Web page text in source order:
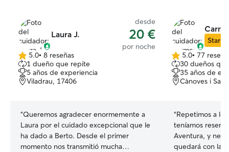
Laura J.
desde
20 €
por noche
5.0
de
5
estrellas
5.0• 8 reseñas
1 dueño que repite
5 años de experiencia
Viladrau, 17406
“Queremos agradecer enormemente a
Laura por el cuidado excepcional que le
ha dado a Berto. Desde el primer
momento nos transmitió mucha
Star
5.0
de
5
estrellas
5.0• 77
30 dueños
35 años de
Cànoves i
“Repetimos a
teníamos
Aventura, y
quedará con la